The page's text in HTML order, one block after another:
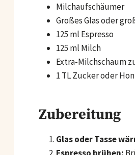
Milchaufschäumer
Großes Glas oder
125 ml Espresso
125 ml Milch
Extra-Milchschaum
1 TL Zucker oder
Zubereitung
Glas oder Tasse
Espresso brühen: